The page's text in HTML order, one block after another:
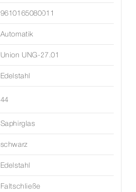
9610165080011
Automatik
Union UNG-27.01
Edelstahl
44
Saphirglas
schwarz
Edelstahl
Faltschließe